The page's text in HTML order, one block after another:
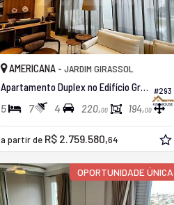
#293
AMERICANA - JARDIM GIRASSOL
Apartamento Duplex no Edifício Grand Garden Residence
5 7 4 220,00 194,00
a partir de R$ 2.759.580,64
OPORTUNIDADE ÚNICA